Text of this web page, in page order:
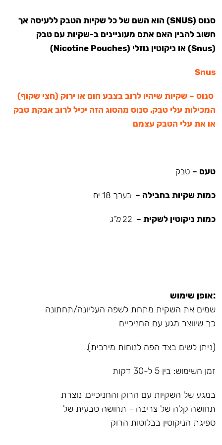
סנוס (SNUS) הוא השם של כל שקיות הטבק ללעיסה אך
חשוב להבין האם אתם מעוניינים ב-שקיות עם טבק
(Snus) או ניקוטין נוזלי (Nicotine Pouches)
Snus
סנוס – שקיות שיהיו לרוב בצבע חום או ירוק (חצי שקוף)
המכילות עלי טבק. סנוס מהסוג הזה יכיל לרוב אבקת טבק
או את עלי הטבק עצמם
טעם – טבק
כמות שקיות בחבילה – בערך 18 יח
כמות ניקוטין לשקית – מ”ג
:אופן שימוש
שמים את השקית מתחת לשפה העליונה/תחתונה
כך שיווצר מגע עם החניכיים
(ניתן לשים בצד הפה לנוחות מירבית).
זמן השימוש: בין 5 ל-30 דקות
במגע של השקיות עם הרוק והחניכיים, נוצרת
תחושה קלה של צריבה – תחושה טבעית של
ספיגת הניקוטין בבלוטות הרוק